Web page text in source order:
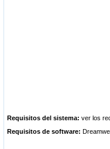
Requisitos del sistema: ver los
Requisitos de software: